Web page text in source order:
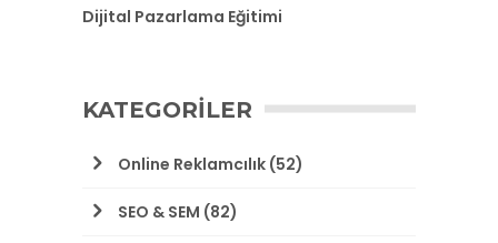
Dijital Pazarlama Eğitimi
KATEGORILER
Online Reklamcılık (52)
SEO & SEM (82)